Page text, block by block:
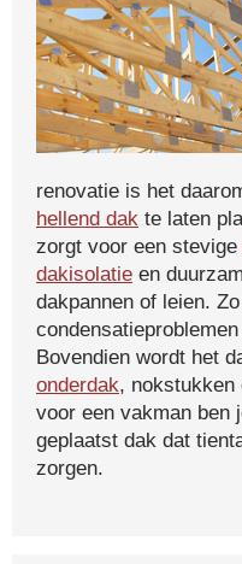
renovatie is het
hellend dak te laten
zorgt voor een stevige
dakisolatie en
dakpannen of leien.
Bovendien wordt het
onderdak, nokstukken
voor een vakman ben
geplaatst dak dat
zorgen.